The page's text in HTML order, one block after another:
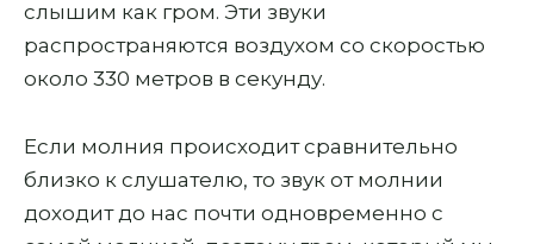
слышим как гром. Эти звуки
распространяются воздухом со скоростью
около 330 метров в секунду.
Если молния происходит сравнительно
близко к слушателю, то звук от молнии
доходит до нас почти одновременно с